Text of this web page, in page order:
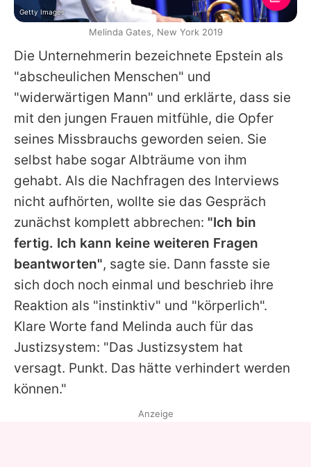
Die Unternehmerin bezeichnete Epstein als
"abscheulichen Menschen" und
"widerwärtigen Mann" und erklärte, dass sie
mit den jungen Frauen mitfühle, die Opfer
seines Missbrauchs geworden seien. Sie
selbst habe sogar Albträume von ihm
gehabt. Als die Nachfragen des Interviews
nicht aufhörten, wollte sie das Gespräch
zunächst komplett abbrechen: "Ich bin
fertig. Ich kann keine weiteren Fragen
beantworten", sagte sie. Dann fasste sie
sich doch noch einmal und beschrieb ihre
Reaktion als "instinktiv" und "körperlich".
Klare Worte fand Melinda auch für das
Justizsystem: "Das Justizsystem hat
versagt. Punkt. Das hätte verhindert werden
können."
Getty Images
Melinda Gates, New York 2019
Anzeige